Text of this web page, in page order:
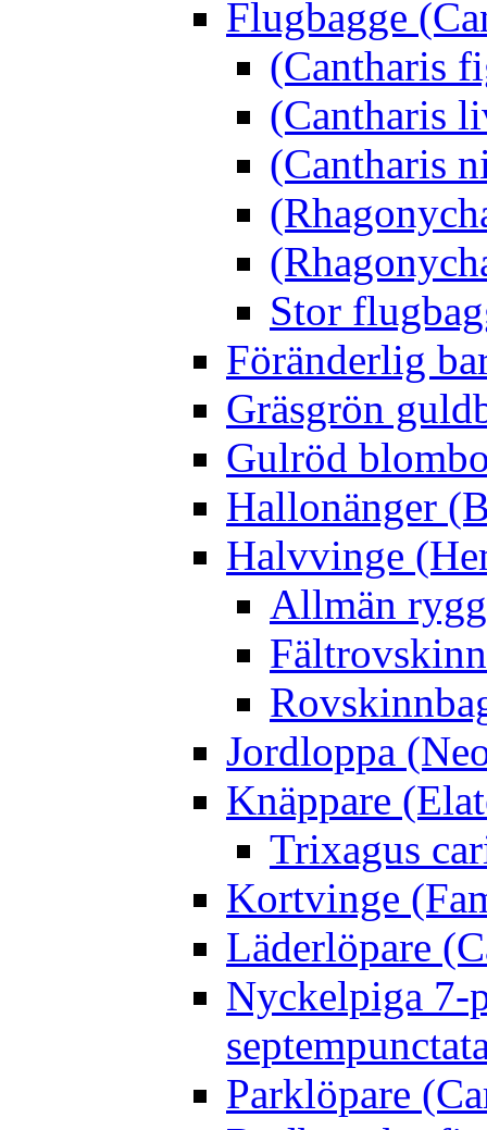
Flugbagge
(Cantharis
(Cantharis
(Cantharis
Stor
Föränderlig
Gräsgrön
Gulröd
Hallonänger
Halvvinge
Allmän
Jordloppa
Knäppare
Trixagus
Kortvinge
Läderlöpare
Nyckelpiga 7-
Parklöpare